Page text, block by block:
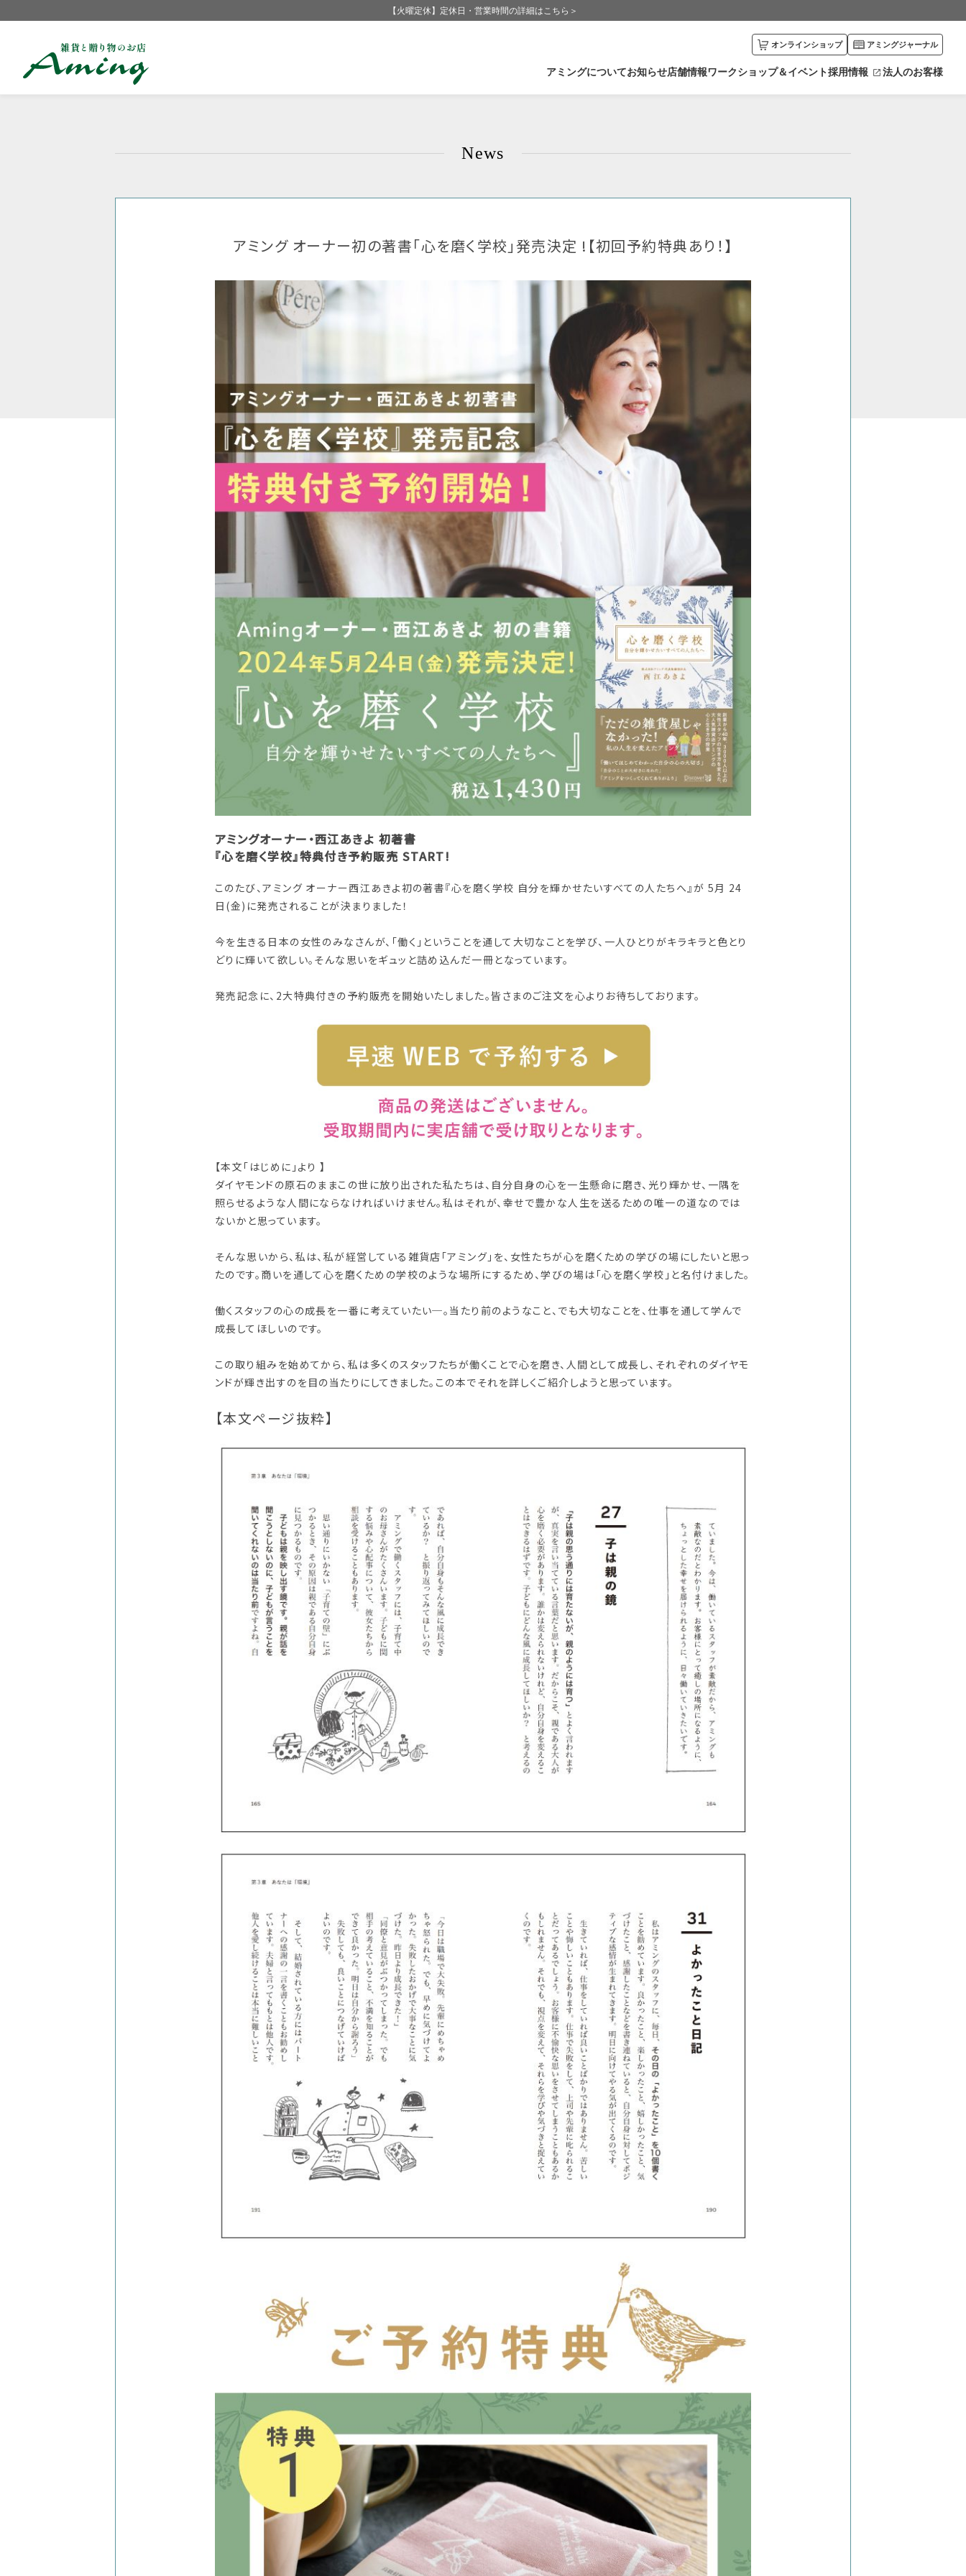
【火曜定休】定休日・営業時間の詳細はこちら＞
オンラインショップ アミングジャーナル
アミングについて
Amingの歩み
CSR-社会活動
お知らせ店舗情報
福井県 新潟県
群馬県 愛知県
ワークショップ＆イベント
カリキュラムから探す
採用情報 法人のお客様
News
アミング オーナー初の著書「心を磨く学校」発売決定 !【初回予約特典あり！】
アミングオーナー・西江あきよ 初著書
『心を磨く学校』特典付き予約販売 START!
このたび、アミング オーナー西江あきよ初の著書『心を磨く学校 自分を輝かせたいすべての人たちへ』が 5月 24
日(金)に発売されることが決まりました！
今を生きる日本の女性のみなさんが、「働く」ということを通して大切なことを学び、一人ひとりがキラキラと色とり
どりに輝いて欲しい。そんな思いをギュッと詰め込んだ一冊となっています。
発売記念に、2大特典付きの予約販売を開始いたしました。皆さまのご注文を心よりお待ちしております。
【本文「はじめに」より 】
ダイヤモンドの原石のままこの世に放り出された私たちは、自分自身の心を一生懸命に磨き、光り輝かせ、一隅を
照らせるような人間にならなければいけません。私はそれが、幸せで豊かな人生を送るための唯一の道なのでは
ないかと思っています。
そんな思いから、私は、私が経営している雑貨店「アミング」を、女性たちが心を磨くための学びの場にしたいと思っ
たのです。商いを通して心を磨くための学校のような場所にするため、学びの場は「心を磨く学校」と名付けました。
働くスタッフの心の成長を一番に考えていたい─。当たり前のようなこと、でも大切なことを、仕事を通して学んで
成長してほしいのです。
この取り組みを始めてから、私は多くのスタッフたちが働くことで心を磨き、人間として成長し、それぞれのダイヤモ
ンドが輝き出すのを目の当たりにしてきました。この本でそれを詳しくご紹介しようと思っています。
【本文ページ抜粋】